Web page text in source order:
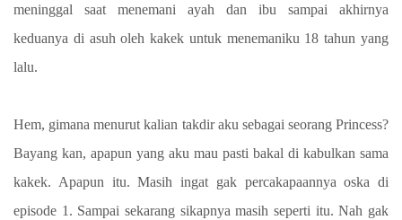
meninggal saat menemani ayah dan ibu sampai akhirnya
keduanya di asuh oleh kakek untuk menemaniku 18 tahun yang
lalu.
Hem, gimana menurut kalian takdir aku sebagai seorang Princess?
Bayang kan, apapun yang aku mau pasti bakal di kabulkan sama
kakek. Apapun itu. Masih ingat gak percakapaannya oska di
episode 1. Sampai sekarang sikapnya masih seperti itu. Nah gak